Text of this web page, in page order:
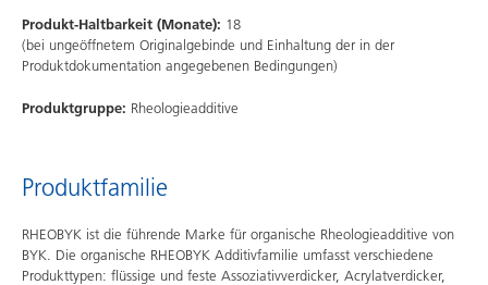
Produkt-Haltbarkeit (Monate): 18
(bei ungeöffnetem Originalgebinde und Einhaltung der in der
Produktdokumentation angegebenen Bedingungen)
Produktgruppe: Rheologieadditive
Produktfamilie
RHEOBYK ist die führende Marke für organische Rheologieadditive von
BYK. Die organische RHEOBYK Additivfamilie umfasst verschiedene
Produkttypen: flüssige und feste Assoziativverdicker, Acrylatverdicker,